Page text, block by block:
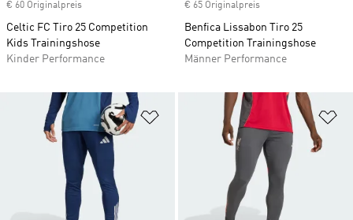
€ 60 Originalpreis
Celtic FC Tiro 25 Competition
Kids Trainingshose
Kinder Performance
€ 65 Originalpreis
Benfica Lissabon Tiro 25
Competition Trainingshose
Männer Performance
Zur Wunschliste hinzufügen